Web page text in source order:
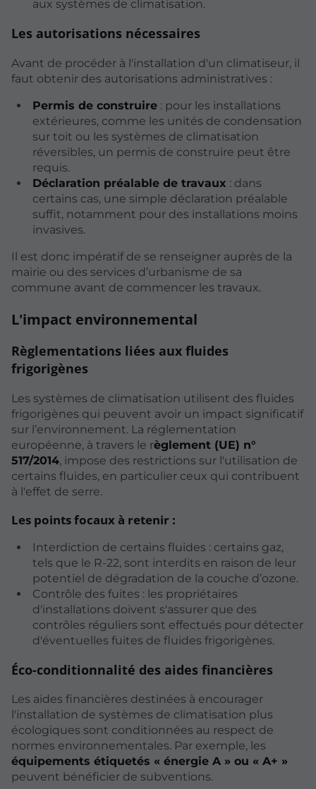
aux systèmes de climatisation.
Les autorisations nécessaires
Avant de procéder à l'installation d'un climatiseur, il
faut obtenir des autorisations administratives :
Permis de construire: pour les installations
extérieures, comme les unités de condensation
sur toit ou les systèmes de climatisation
réversibles, un permis de construire peut être
requis.
Déclaration préalable de travaux : dans
certains cas, une simple déclaration préalable
suffit, notamment pour des installations moins
invasives.
Il est donc impératif de se renseigner auprès de la
mairie ou des services d’urbanisme de sa
commune avant de commencer les travaux.
L'impact environnemental
Règlementations liées aux fluides
frigorigènes
Les systèmes de climatisation utilisent des fluides
frigorigènes qui peuvent avoir un impact significatif
sur l’environnement. La réglementation
européenne, à travers le règlement (UE) n°
517/2014, impose des restrictions sur l'utilisation de
certains fluides, en particulier ceux qui contribuent
à l'effet de serre.
Les points focaux à retenir :
Interdiction de certains fluides : certains gaz,
tels que le R-22, sont interdits en raison de leur
potentiel de dégradation de la couche d’ozone.
Contrôle des fuites : les propriétaires
d'installations doivent s'assurer que des
contrôles réguliers sont effectués pour détecter
d'éventuelles fuites de fluides frigorigènes.
Éco-conditionnalité des aides financières
Les aides financières destinées à encourager
l'installation de systèmes de climatisation plus
écologiques sont conditionnées au respect de
normes environnementales. Par exemple, les
équipements étiquetés « énergie A » ou « A+ »
peuvent bénéficier de subventions.